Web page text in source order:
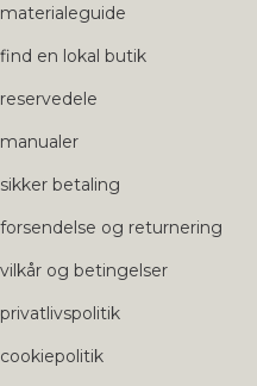
materialeguide
find en lokal butik
reservedele
manualer
sikker betaling
forsendelse og returnering
vilkår og betingelser
privatlivspolitik
cookiepolitik